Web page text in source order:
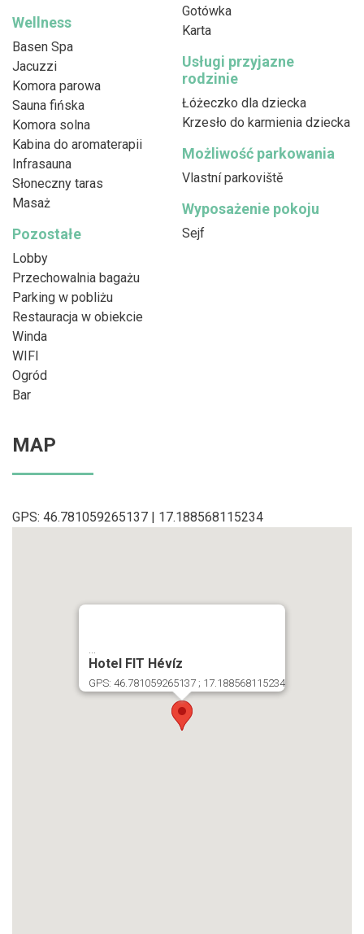
Gotówka
Karta
Wellness
Basen Spa
Jacuzzi
Komora parowa
Sauna fińska
Komora solna
Kabina do aromaterapii
Infrasauna
Słoneczny taras
Masaż
Usługi przyjazne
rodzinie
Łóżeczko dla dziecka
Krzesło do karmienia dziecka
Możliwość parkowania
Vlastní parkoviště
Wyposażenie pokoju
Sejf
Pozostałe
Lobby
Przechowalnia bagażu
Parking w pobliżu
Restauracja w obiekcie
Winda
WIFI
Ogród
Bar
MAP
GPS: 46.781059265137 | 17.188568115234
Hotel FIT Hévíz
GPS: 46.781059265137 ; 17.188568115234